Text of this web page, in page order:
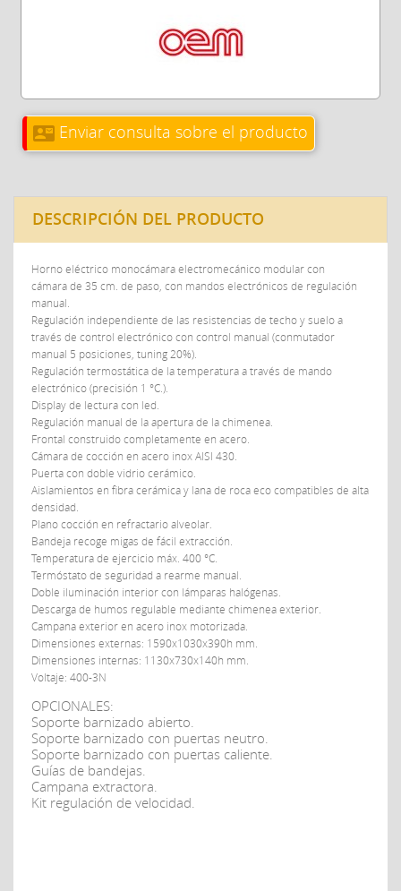
contact_mail Enviar consulta sobre el producto
DESCRIPCIÓN DEL PRODUCTO
Horno eléctrico monocámara electromecánico modular con
cámara de 35 cm. de paso, con mandos electrónicos de regulación
manual.
Regulación independiente de las resistencias de techo y suelo a
través de control electrónico con control manual (conmutador
manual 5 posiciones, tuning 20%).
Regulación termostática de la temperatura a través de mando
electrónico (precisión 1 °C.).
Display de lectura con led.
Regulación manual de la apertura de la chimenea.
Frontal construido completamente en acero.
Cámara de cocción en acero inox AISI 430.
Puerta con doble vidrio cerámico.
Aislamientos en fibra cerámica y lana de roca eco compatibles de alta
densidad.
Plano cocción en refractario alveolar.
Bandeja recoge migas de fácil extracción.
Temperatura de ejercicio máx. 400 °C.
Termóstato de seguridad a rearme manual.
Doble iluminación interior con lámparas halógenas.
Descarga de humos regulable mediante chimenea exterior.
Campana exterior en acero inox motorizada.
Dimensiones externas: 1590x1030x390h mm.
Dimensiones internas: 1130x730x140h mm.
Voltaje: 400-3N
OPCIONALES:
Soporte barnizado abierto.
Soporte barnizado con puertas neutro.
Soporte barnizado con puertas caliente.
Guías de bandejas.
Campana extractora.
Kit regulación de velocidad.